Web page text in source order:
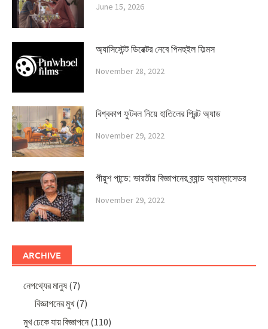
June 15, 2026
অ্যাসিস্টেন্ট ডিরেক্টর নেবে পিনহুইল ফিল্মস
November 28, 2022
বিশ্বকাপ ফুটবল নিয়ে হাতিলের প্রিন্ট অ্যাড
November 29, 2022
পীয়ুশ পান্ডে: ভারতীয় বিজ্ঞাপনের ব্র্যান্ড অ্যাম্বাসেডর
November 29, 2022
ARCHIVE
নেপথ্যের মানুষ (7)
বিজ্ঞাপনের মুখ(7)
মুখ ঢেকে যায় বিজ্ঞাপনে (110)